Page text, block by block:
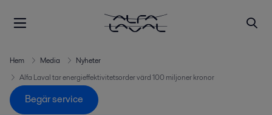
Hem Media
Nyheter
Alfa Laval tar energieffektivitetsorder värd 100 miljoner kronor
Begär service